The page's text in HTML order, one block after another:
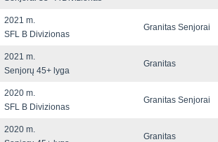
2021 m.
SFL B Divizionas
Granitas Senjorai
2021 m.
Senjorų 45+ lyga
Granitas
2020 m.
SFL B Divizionas
Granitas Senjorai
2020 m.
Granitas